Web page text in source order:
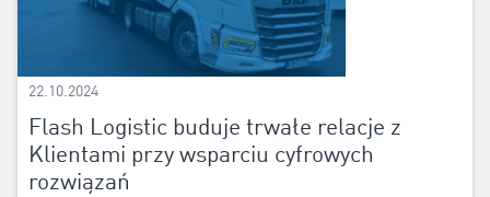
22.10.2024
Flash Logistic buduje trwałe relacje z
Klientami przy wsparciu cyfrowych
rozwiązań